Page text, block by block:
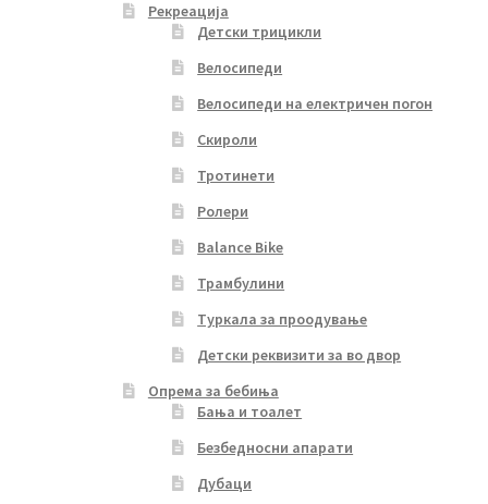
Рекреација
Детски трицикли
Велосипеди
Велосипеди на електричен погон
Скироли
Тротинети
Ролери
Balance Bike
Трамбулини
Туркала за проодување
Детски реквизити за во двор
Опрема за бебиња
Бања и тоалет
Безбедносни апарати
Дубаци